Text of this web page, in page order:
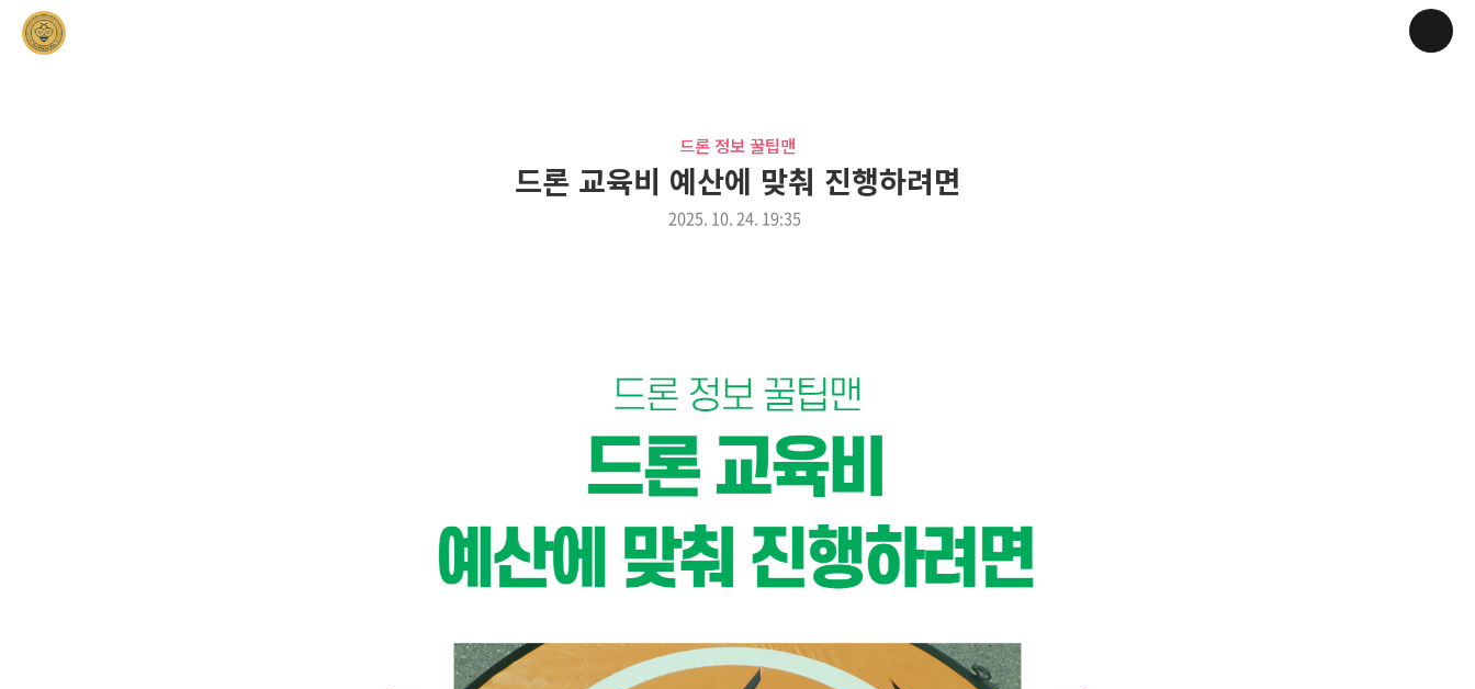
드론 정보 꿀팁맨
드론 교육비 예산에 맞춰 진행하려면
2025. 10. 24. 19:35